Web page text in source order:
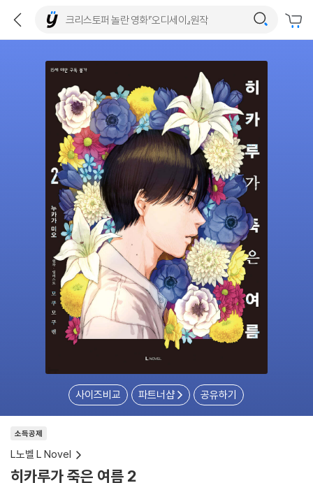
사이즈비교 파트너샵 공유하기
소득공제
L노벨 L Novel
히카루가 죽은 여름 2